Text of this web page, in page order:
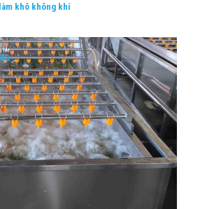
khô không khí